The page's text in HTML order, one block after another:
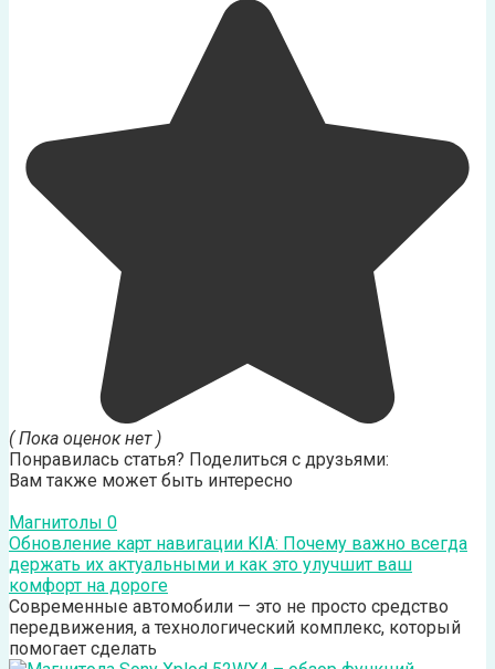
( Пока оценок нет )
Понравилась статья? Поделиться с друзьями:
Вам также может быть интересно
Магнитолы 0
Обновление карт навигации KIA: Почему важно всегда
держать их актуальными и как это улучшит ваш
комфорт на дороге
Современные автомобили — это не просто средство
передвижения, а технологический комплекс, который
помогает сделать